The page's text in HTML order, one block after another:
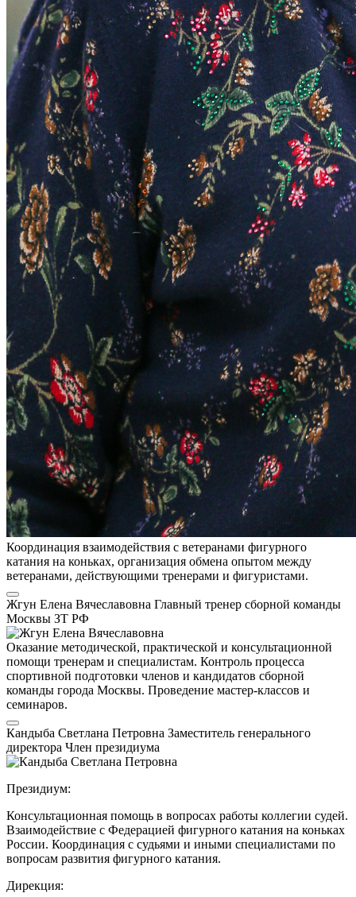
Координация взаимодействия с ветеранами фигурного
катания на коньках, организация обмена опытом между
ветеранами, действующими тренерами и фигуристами.
Жгун Елена Вячеславовна Главный тренер сборной команды
Москвы ЗТ РФ
Оказание методической, практической и консультационной
помощи тренерам и специалистам. Контроль процесса
спортивной подготовки членов и кандидатов сборной
команды города Москвы. Проведение мастер-классов и
семинаров.
Кандыба Светлана Петровна Заместитель генерального
директора Член президиума
Президиум:
Консультационная помощь в вопросах работы коллегии судей.
Взаимодействие с Федерацией фигурного катания на коньках
России. Координация с судьями и иными специалистами по
вопросам развития фигурного катания.
Дирекция: